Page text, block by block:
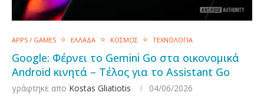
APPS / GAMES ΕΛΛΑΔΑ ΚΟΣΜΟΣ ΤΕΧΝΟΛΟΓΙΑ
Google: Φέρνει το Gemini Go στα οικονομικά
Android κινητά – Τέλος για το Assistant Go
γράφτηκε απο Kostas Gliatiotis 04/06/2026